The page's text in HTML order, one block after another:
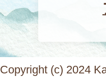
Copyright (c) 2024